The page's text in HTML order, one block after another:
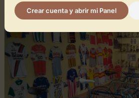
Crear cuenta y abrir mi Panel